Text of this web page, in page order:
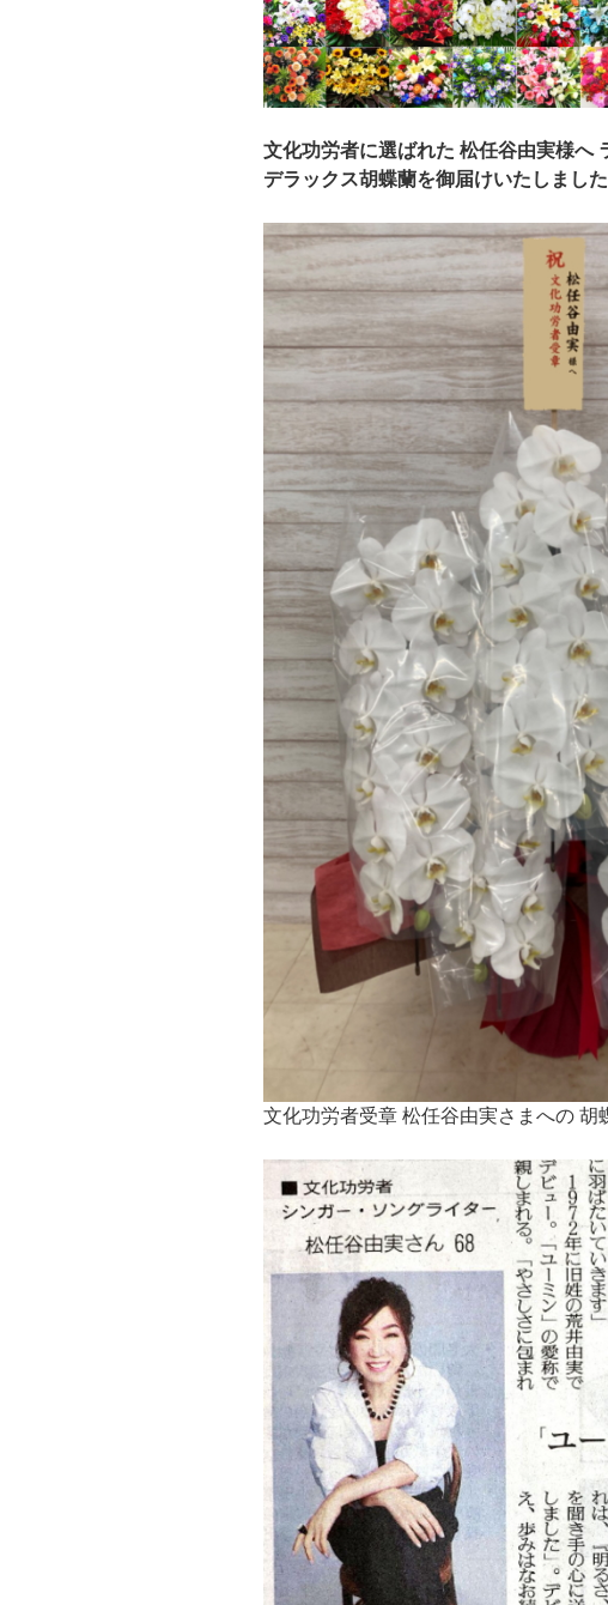
文化功労者に選ばれた 松任谷由実様へ
デラックス胡蝶蘭を御届けいたしました
文化功労者受章 松任谷由実さまへの